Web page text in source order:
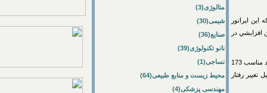
و چنين افزايشي در
وي اظهار كرد: از ديگر عوامل افزايش درآمد در سال 87، درآمد حاصل از محل واگذاري تلفن‌هاي همراه اعتباري با رشد مناسب 173
رفتار
متالوژی(3)
شیمی(30)
صنایع(36)
نانو تکنولوژی(39)
نساجی(1)
محیط زیست و منابع طبیعی(64)
مهندسی پزشکی(4)